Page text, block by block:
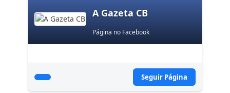
A Gazeta CB
Página no Facebook
Seguir Página